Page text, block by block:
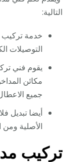
التالية:
خدمة
التوصيلات
يقوم فني
مكائن
جميع
أيضا تبديل
الأصلية
تركيب